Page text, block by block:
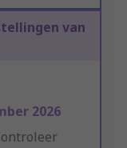
van
2026